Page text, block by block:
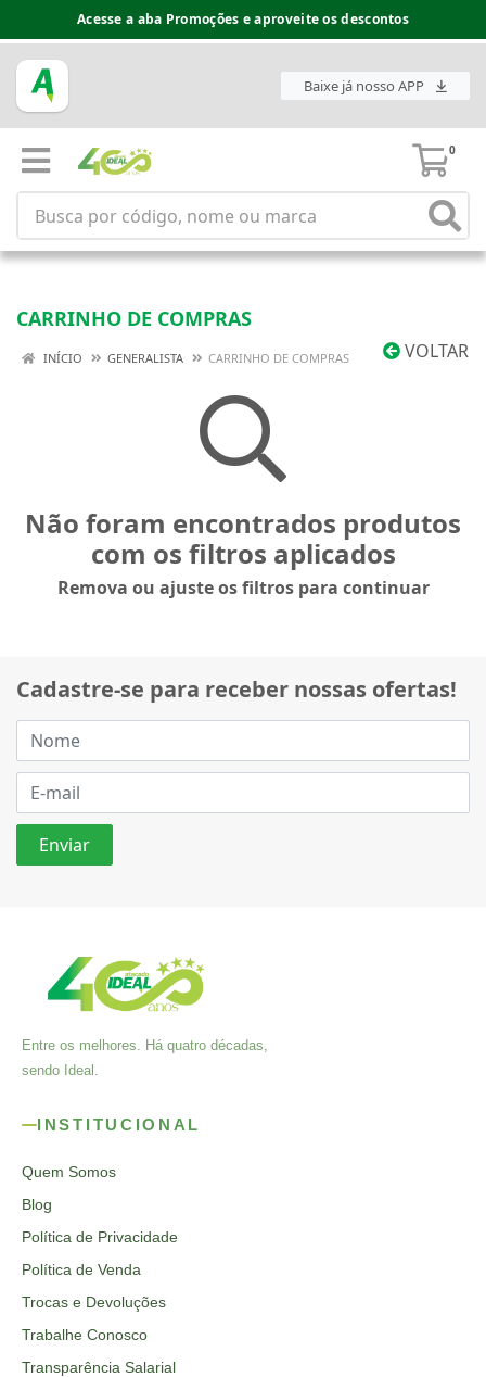
Acesse a aba Promoções e aproveite os descontos
Baixe já nosso APP
0
CARRINHO DE COMPRAS
VOLTAR
INÍCIO GENERALISTA CARRINHO DE COMPRAS
Não foram encontrados produtos
com os filtros aplicados
Remova ou ajuste os filtros para continuar
Cadastre-se para receber nossas ofertas!
Entre os melhores. Há quatro décadas,
sendo Ideal.
INSTITUCIONAL
Quem Somos
Blog
Política de Privacidade
Política de Venda
Trocas e Devoluções
Trabalhe Conosco
Transparência Salarial